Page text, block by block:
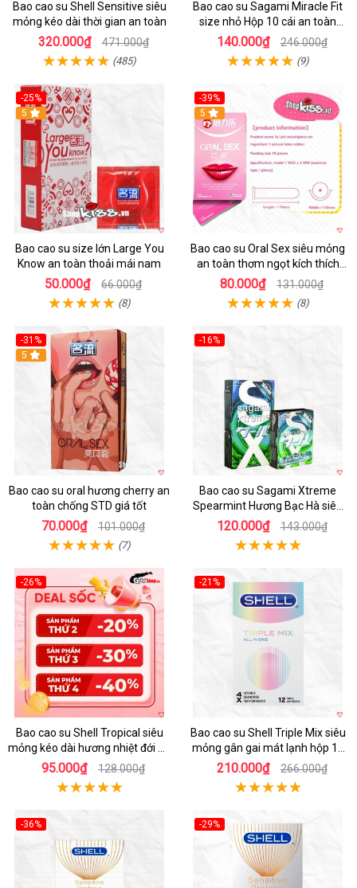
Bao cao su Shell Sensitive siêu
mỏng kéo dài thời gian an toàn
320.000₫ 471.000₫
(485)
Bao cao su Sagami Miracle Fit
size nhỏ Hộp 10 cái an toàn
mềm mịn
140.000₫ 246.000₫
(9)
-25%
Hot
5
Bao cao su size lớn Large You
Know an toàn thoải mái nam
50.000₫ 66.000₫
(8)
-39%
Hot
5
Bao cao su Oral Sex siêu mỏng
an toàn thơm ngọt kích thích
mua ngay
80.000₫ 131.000₫
(8)
-31%
Hot
5
Bao cao su oral hương cherry an
toàn chống STD giá tốt
70.000₫ 101.000₫
(7)
-16%
Bao cao su Sagami Xtreme
Spearmint Hương Bạc Hà siêu
mỏng, kéo dài thời gian - Hộp 10
cái
120.000₫ 143.000₫
-26%
Hot
Bao cao su Shell Tropical siêu
mỏng kéo dài hương nhiệt đới an
toàn
95.000₫ 128.000₫
-21%
Bao cao su Shell Triple Mix siêu
mỏng gân gai mát lạnh hộp 12
cái
210.000₫ 266.000₫
-36%
-29%